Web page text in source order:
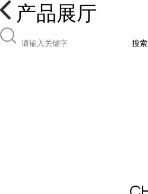
产品展厅
搜索